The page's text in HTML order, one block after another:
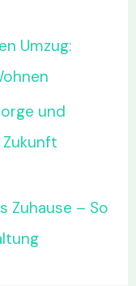
Umzug:
und
Zuhause – So